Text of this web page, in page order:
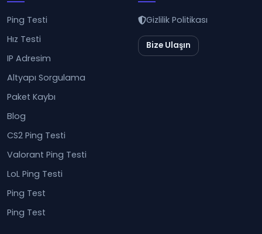
Ping Testi
Hız Testi
IP Adresim
Altyapı Sorgulama
Paket Kaybı
Blog
CS2 Ping Testi
Valorant Ping Testi
LoL Ping Testi
Ping Test
Ping Test
Gizlilik Politikası
Bize Ulaşın